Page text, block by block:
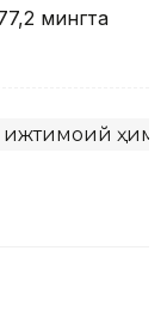
мингта
ижтимоий